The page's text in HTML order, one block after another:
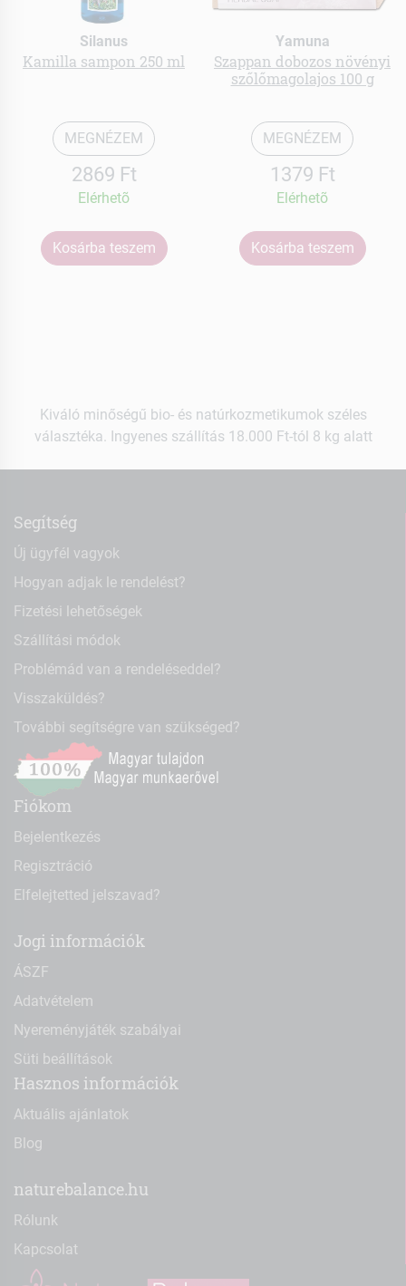
Silanus
Kamilla sampon 250 ml
MEGNÉZEM
2869 Ft
Elérhetõ
Kosárba teszem
Yamuna
Szappan dobozos növényi
szőlőmagolajos 100 g
MEGNÉZEM
1379 Ft
Elérhetõ
Kosárba teszem
Kiváló minőségű bio- és natúrkozmetikumok széles
választéka. Ingyenes szállítás 18.000 Ft-tól 8 kg alatt
Segítség
Új ügyfél vagyok
Hogyan adjak le rendelést?
Fizetési lehetőségek
Szállítási módok
Problémád van a rendeléseddel?
Visszaküldés?
További segítségre van szükséged?
Fiókom
Bejelentkezés
Regisztráció
Elfelejtetted jelszavad?
Jogi információk
ÁSZF
Adatvételem
Nyereményjáték szabályai
Süti beállítások
Hasznos információk
Aktuális ajánlatok
Blog
naturebalance.hu
Rólunk
Kapcsolat